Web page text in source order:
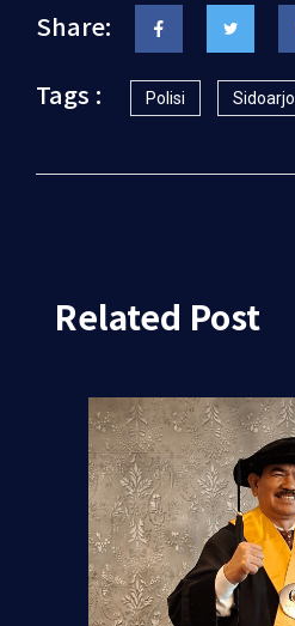
Share:
Tags :
Polisi Sidoarjo
Related Post